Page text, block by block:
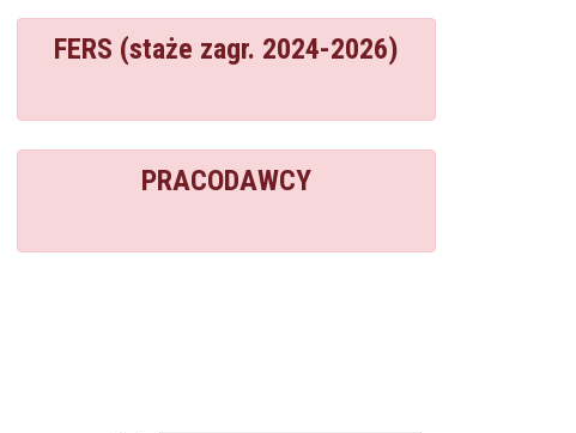
FERS (staże zagr. 2024-2026)
PRACODAWCY